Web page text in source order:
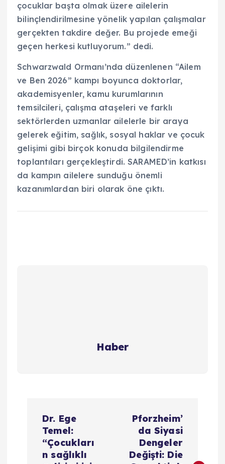
çocuklar başta olmak üzere ailelerin
bilinçlendirilmesine yönelik yapılan çalışmalar
gerçekten takdire değer. Bu projede emeği
geçen herkesi kutluyorum.” dedi.
Schwarzwald Ormanı’nda düzenlenen “Ailem
ve Ben 2026” kampı boyunca doktorlar,
akademisyenler, kamu kurumlarının
temsilcileri, çalışma ataşeleri ve farklı
sektörlerden uzmanlar ailelerle bir araya
gelerek eğitim, sağlık, sosyal haklar ve çocuk
gelişimi gibi birçok konuda bilgilendirme
toplantıları gerçekleştirdi. SARAMED’in katkısı
da kampın ailelere sunduğu önemli
kazanımlardan biri olarak öne çıktı.
Haber
Dr. Ege
Temel:
“Çocukları
n sağlıklı
Pforzheim’
da Siyasi
Dengeler
Değişti: Die